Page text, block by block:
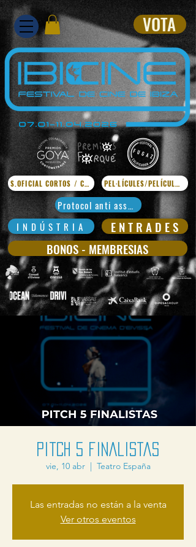
VOTA
E N T R A D E S
S.OFICIAL CORTOS / CURTS
I N D Ú S T R I A
BONOS - MEMBRESIAS
PEL·LÍCULES/PELÍCULAS
Protocol anti assetjament
Pitch 5 finalistas
vie, 10 abr
  |
Teatro España
Las entradas no están a la venta
Ver otros eventos